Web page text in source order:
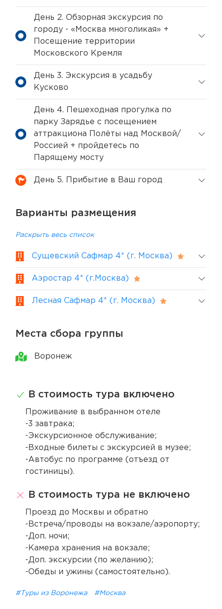
День 2. Обзорная экскурсия по
городу - «Москва многоликая» +
Посещение территории
Московского Кремля
День 3. Экскурсия в усадьбу
Кусково
День 4. Пешеходная прогулка по
парку Зарядье с посещением
аттракциона Полёты над Москвой/
Россией + пройдетесь по
Парящему мосту
День 5. Прибытие в Ваш город
Варианты размещения
Раскрыть весь список
Сущевский Сафмар 4* (г. Москва)
Аэростар 4* (г.Москва)
Лесная Сафмар 4* (г. Москва)
Места сбора группы
Воронеж
В стоимость тура включено
Проживание в выбранном отеле
-3 завтрака;
-Экскурсионное обслуживание;
-Входные билеты с экскурсией в музее;
-Автобус по программе (отъезд от
гостиницы).
В стоимость тура не включено
Проезд до Москвы и обратно
-Встреча/проводы на вокзале/аэропорту;
-Доп. ночи;
-Камера хранения на вокзале;
-Доп. экскурсии (по желанию);
-Обеды и ужины (самостоятельно).
#Туры из Воронежа #Москва